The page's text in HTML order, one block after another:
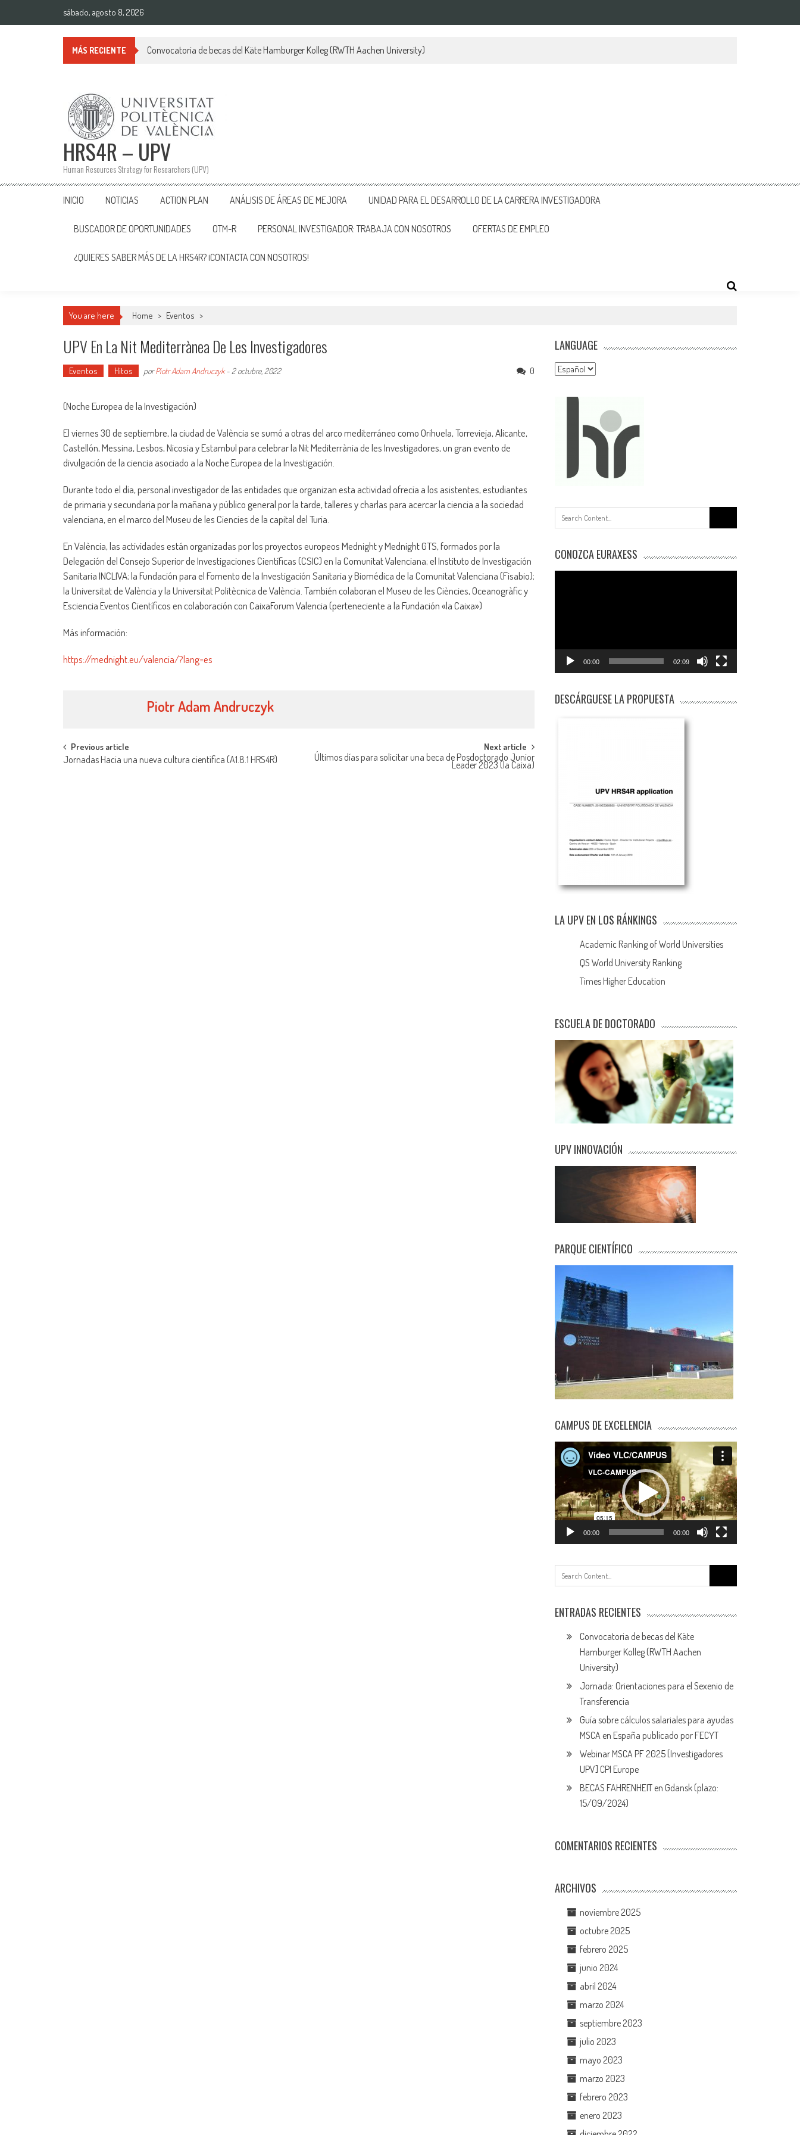
sábado, agosto 8, 2026
MÁS RECIENTE Convocatoria de becas del Käte Hamburger Kolleg (RWTH Aachen University)
HRS4R – UPV
Human Resources Strategy for Researchers (UPV)
INICIO NOTICIAS ACTION PLAN ANÁLISIS DE ÁREAS DE MEJORA UNIDAD PARA EL DESARROLLO DE LA CARRERA INVESTIGADORA
BUSCADOR DE OPORTUNIDADES OTM-R PERSONAL INVESTIGADOR: TRABAJA CON NOSOTROS OFERTAS DE EMPLEO
¿QUIERES SABER MÁS DE LA HRS4R? ¡CONTACTA CON NOSOTROS!
You are here Home > Eventos >
UPV En La Nit Mediterrànea De Les Investigadores
Eventos Hitos porPiotr Adam Andruczyk- 2 octubre, 2022 0
(Noche Europea de la Investigación)
El viernes 30 de septiembre, la ciudad de València se sumó a otras del arco mediterráneo como Orihuela, Torrevieja, Alicante,
Castellón, Messina, Lesbos, Nicosia y Estambul para celebrar la Nit Mediterrània de les Investigadores, un gran evento de
divulgación de la ciencia asociado a la Noche Europea de la Investigación.
Durante todo el día, personal investigador de las entidades que organizan esta actividad ofrecía a los asistentes, estudiantes
de primaria y secundaria por la mañana y público general por la tarde, talleres y charlas para acercar la ciencia a la sociedad
valenciana, en el marco del Museu de les Ciencies de la capital del Turia.
En València, las actividades están organizadas por los proyectos europeos Mednight y Mednight GTS, formados por la
Delegación del Consejo Superior de Investigaciones Científicas (CSIC) en la Comunitat Valenciana; el Instituto de Investigación
Sanitaria INCLIVA; la Fundación para el Fomento de la Investigación Sanitaria y Biomédica de la Comunitat Valenciana (Fisabio);
la Universitat de València y la Universitat Politècnica de València. También colaboran el Museu de les Ciències, Oceanogràfic y
Esciencia Eventos Científicos en colaboración con CaixaForum Valencia (perteneciente a la Fundación «la Caixa»)
Más información:
https://mednight.eu/valencia/?lang=es
Piotr Adam Andruczyk
Navegación
Previous article
Jornadas Hacia una nueva cultura científica (A1.8.1 HRS4R)
Next article
Últimos días para solicitar una beca de Posdoctorado Junior
Leader 2023 (la Caixa)
LANGUAGE
Language
CONOZCA EURAXESS
00:00 02:09
DESCÁRGUESE LA PROPUESTA
LA UPV EN LOS RÁNKINGS
Academic Ranking of World Universities
QS World University Ranking
Times Higher Education
ESCUELA DE DOCTORADO
UPV INNOVACIÓN
PARQUE CIENTÍFICO
CAMPUS DE EXCELENCIA
Reproductor
de
00:00 00:00
ENTRADAS RECIENTES
Convocatoria de becas del Käte
Hamburger Kolleg (RWTH Aachen
University)
Jornada: Orientaciones para el Sexenio de
Transferencia
Guía sobre cálculos salariales para ayudas
MSCA en España publicado por FECYT
Webinar MSCA PF 2025 [Investigadores
UPV] CPI Europe
BECAS FAHRENHEIT en Gdansk (plazo:
15/09/2024)
COMENTARIOS RECIENTES
ARCHIVOS
noviembre 2025
octubre 2025
febrero 2025
junio 2024
abril 2024
marzo 2024
septiembre 2023
julio 2023
mayo 2023
marzo 2023
febrero 2023
enero 2023